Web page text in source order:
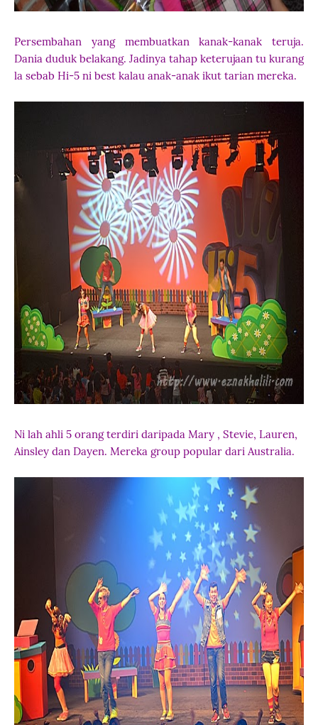
Persembahan yang membuatkan kanak-kanak teruja.
Dania duduk belakang. Jadinya tahap keterujaan tu kurang
la sebab Hi-5 ni best kalau anak-anak ikut tarian mereka.
Ni lah ahli 5 orang terdiri daripada Mary , Stevie, Lauren,
Ainsley dan Dayen. Mereka group popular dari Australia.